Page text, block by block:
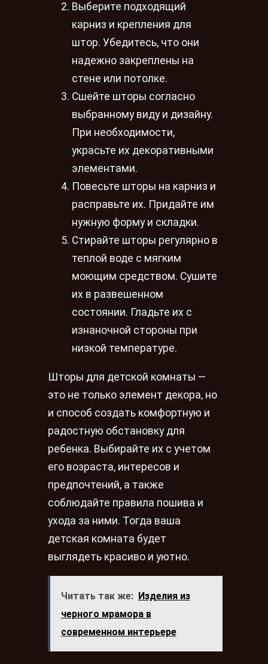
Выберите подходящий
карниз и крепления для
штор. Убедитесь, что они
надежно закреплены на
стене или потолке.
Сшейте шторы согласно
выбранному виду и дизайну.
При необходимости,
украсьте их декоративными
элементами.
Повесьте шторы на карниз и
расправьте их. Придайте им
нужную форму и складки.
Стирайте шторы регулярно в
теплой воде с мягким
моющим средством. Сушите
их в развешенном
состоянии. Гладьте их с
изнаночной стороны при
низкой температуре.
Шторы для детской комнаты —
это не только элемент декора, но
и способ создать комфортную и
радостную обстановку для
ребенка. Выбирайте их с учетом
его возраста, интересов и
предпочтений, а также
соблюдайте правила пошива и
ухода за ними. Тогда ваша
детская комната будет
выглядеть красиво и уютно.
Читать так же: Изделия из
черного мрамора в
современном интерьере